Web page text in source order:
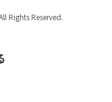
Rights Reserved.